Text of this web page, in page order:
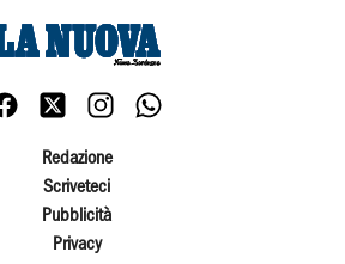
Redazione
Scriveteci
Pubblicità
Privacy